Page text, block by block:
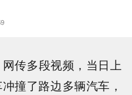
传多段视频，当日上
撞了路边多辆汽车，